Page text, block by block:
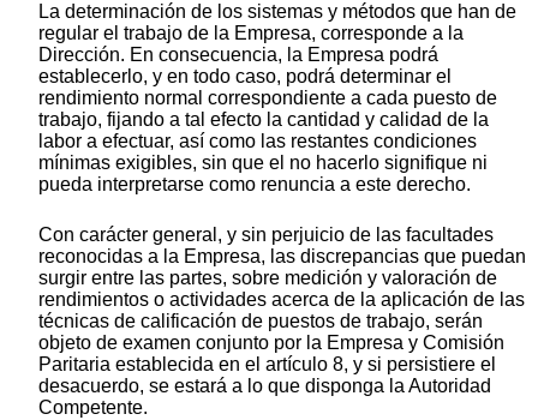
La determinación de los sistemas y métodos que han de
regular el trabajo de la Empresa, corresponde a la
Dirección. En consecuencia, la Empresa podrá
establecerlo, y en todo caso, podrá determinar el
rendimiento normal correspondiente a cada puesto de
trabajo, fijando a tal efecto la cantidad y calidad de la
labor a efectuar, así como las restantes condiciones
mínimas exigibles, sin que el no hacerlo signifique ni
pueda interpretarse como renuncia a este derecho.
Con carácter general, y sin perjuicio de las facultades
reconocidas a la Empresa, las discrepancias que puedan
surgir entre las partes, sobre medición y valoración de
rendimientos o actividades acerca de la aplicación de las
técnicas de calificación de puestos de trabajo, serán
objeto de examen conjunto por la Empresa y Comisión
Paritaria establecida en el artículo 8, y si persistiere el
desacuerdo, se estará a lo que disponga la Autoridad
Competente.